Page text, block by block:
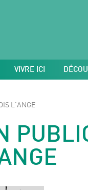
VIVRE ICI
L’ANGE